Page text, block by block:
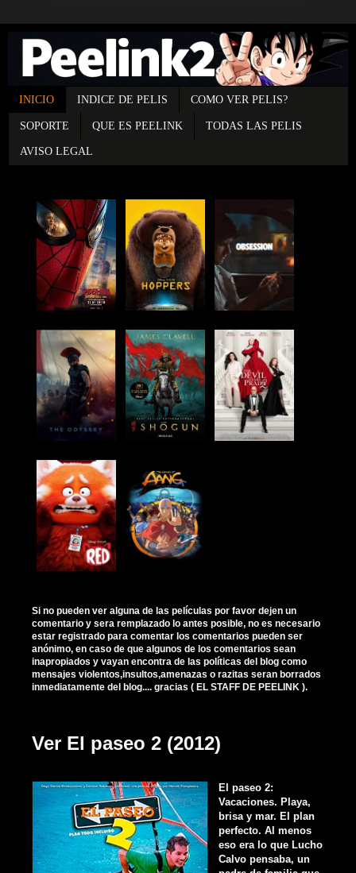
INICIO INDICE DE PELIS COMO VER PELIS?
SOPORTE QUE ES PEELINK TODAS LAS PELIS
AVISO LEGAL
Si no pueden ver alguna de las películas por favor dejen un
comentario y sera remplazado lo antes posible, no es necesario
estar registrado para comentar los comentarios pueden ser
anónimo, en caso de que algunos de los comentarios sean
inapropiados y vayan encontra de las políticas del blog como
mensajes violentos,insultos,amenazas o razitas seran borrados
inmediatamente del blog.... gracias ( EL STAFF DE PEELINK ).
Ver El paseo 2 (2012)
El paseo 2:
Vacaciones. Playa,
brisa y mar. El plan
perfecto. Al menos
eso era lo que Lucho
Calvo pensaba, un